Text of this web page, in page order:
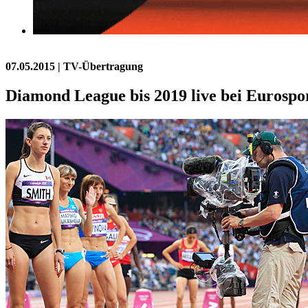
07.05.2015 | TV-Übertragung
Diamond League bis 2019 live bei